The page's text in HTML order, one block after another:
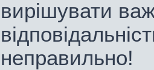
вирішувати
неправильно!